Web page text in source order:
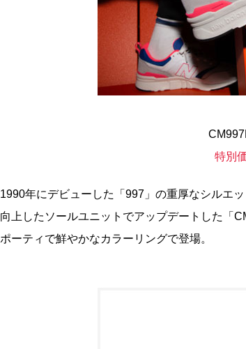
特別
1990年にデビューした「997」の重厚なシルエ
向上したソールユニットでアップデートした「
ポーティで鮮やかなカラーリングで登場。